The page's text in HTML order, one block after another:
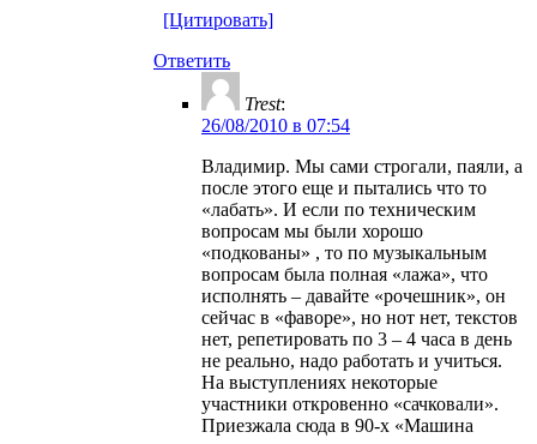
[Цитировать]
Ответить
Trest:
26/08/2010 в 07:54
Владимир. Мы сами строгали, паяли, а
после этого еще и пытались что то
«лабать». И если по техническим
вопросам мы были хорошо
«подкованы» , то по музыкальным
вопросам была полная «лажа», что
исполнять – давайте «рочешник», он
сейчас в «фаворе», но нот нет, текстов
нет, репетировать по 3 – 4 часа в день
не реально, надо работать и учиться.
На выступлениях некоторые
участники откровенно «сачковали».
Приезжала сюда в 90-х «Машина